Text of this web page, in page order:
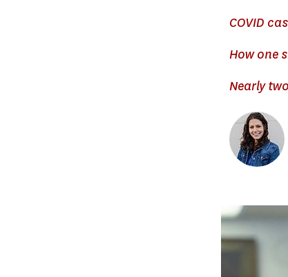
COVID
How one
Nearly
Image
Image